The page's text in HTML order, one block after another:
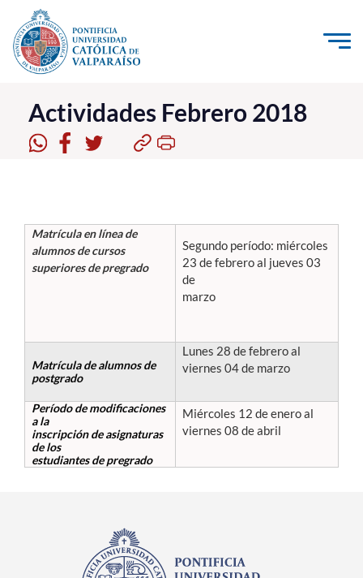
Click acá para ir directamente al contenido
La Universidad
Investigación, Creación e Innovación
Admisión
Estudiantes
Académicos
Funcionarios
Actividades Febrero 2018
Matrícula en línea de
alumnos de cursos
superiores de pregrado
Segundo período: miércoles
23 de febrero al jueves 03
de
marzo
Matrícula de alumnos de
postgrado
Lunes 28 de febrero al
viernes 04 de marzo
Período de modificaciones
a la
inscripción de asignaturas
de los
estudiantes de pregrado
Miércoles 12 de enero al
viernes 08 de abril